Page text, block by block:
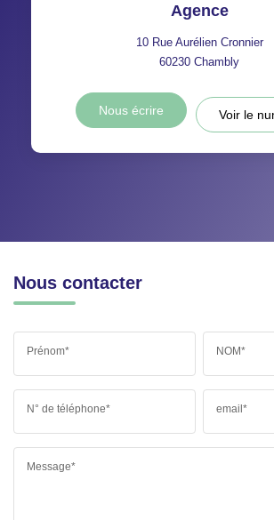
Agence
10 Rue Aurélien Cronnier
60230 Chambly
Nous écrire Voir le
Nous contacter
Prénom* NOM*
N° de téléphone* email*
Message*